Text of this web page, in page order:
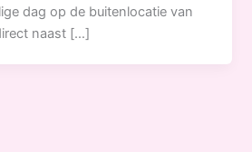
dag op de buitenlocatie van
naast […]